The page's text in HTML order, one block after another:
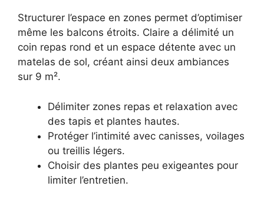
Structurer l’espace en zones permet d’optimiser
même les balcons étroits. Claire a délimité un
coin repas rond et un espace détente avec un
matelas de sol, créant ainsi deux ambiances
sur 9 m².
Délimiter zones repas et relaxation avec
des tapis et plantes hautes.
Protéger l’intimité avec canisses, voilages
ou treillis légers.
Choisir des plantes peu exigeantes pour
limiter l’entretien.